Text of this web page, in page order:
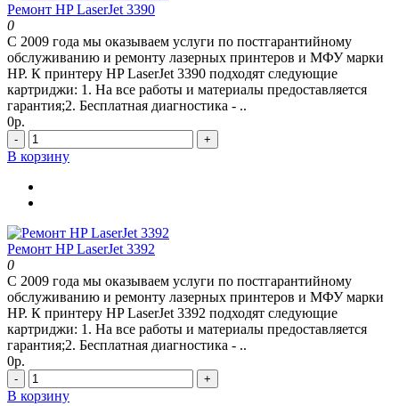
Ремонт HP LaserJet 3390
0
С 2009 года мы оказываем услуги по постгарантийному
обслуживанию и ремонту лазерных принтеров и МФУ марки
HP. К принтеру HP LaserJet 3390 подходят следующие
картриджи: 1. На все работы и материалы предоставляется
гарантия;2. Бесплатная диагностика - ..
0р.
- +
В корзину
Ремонт HP LaserJet 3392
0
С 2009 года мы оказываем услуги по постгарантийному
обслуживанию и ремонту лазерных принтеров и МФУ марки
HP. К принтеру HP LaserJet 3392 подходят следующие
картриджи: 1. На все работы и материалы предоставляется
гарантия;2. Бесплатная диагностика - ..
0р.
- +
В корзину